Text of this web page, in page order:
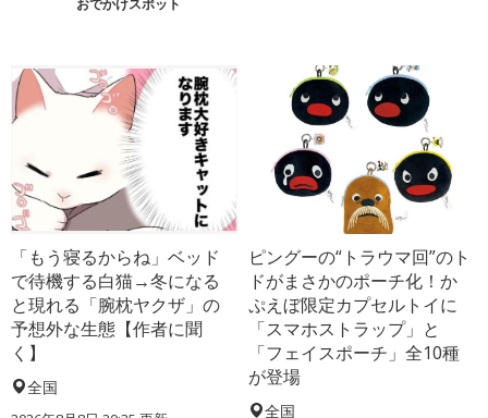
「もう寝るからね」ベッド
で待機する白猫→冬になる
と現れる「腕枕ヤクザ」の
予想外な生態【作者に聞
く】
全国
ピングーの“トラウマ回”のト
ドがまさかのポーチ化！か
ぷえぼ限定カプセルトイに
「スマホストラップ」と
「フェイスポーチ」全10種
が登場
全国